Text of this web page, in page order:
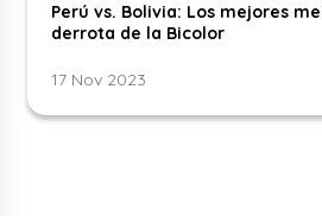
Perú vs. Bolivia: Los mejores
derrota de la Bicolor
17 Nov 2023